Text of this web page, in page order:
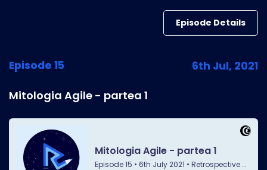
Episode Details
Episode 15 6th Jul, 2021
Mitologia Agile - partea 1